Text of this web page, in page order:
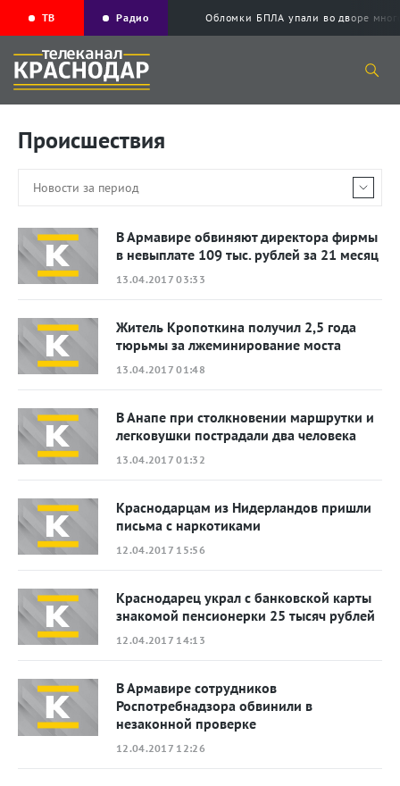
ТВ Радио Обломки БПЛА упали во дворе
Происшествия
В Армавире обвиняют директора фирмы
в невыплате 109 тыс. рублей за 21 месяц
13.04.2017 03:33
Житель Кропоткина получил 2,5 года
тюрьмы за лжеминирование моста
13.04.2017 01:48
В Анапе при столкновении маршрутки и
легковушки пострадали два человека
13.04.2017 01:32
Краснодарцам из Нидерландов пришли
письма с наркотиками
12.04.2017 15:56
Краснодарец украл с банковской карты
знакомой пенсионерки 25 тысяч рублей
12.04.2017 14:13
В Армавире сотрудников
Роспотребнадзора обвинили в
незаконной проверке
12.04.2017 12:26